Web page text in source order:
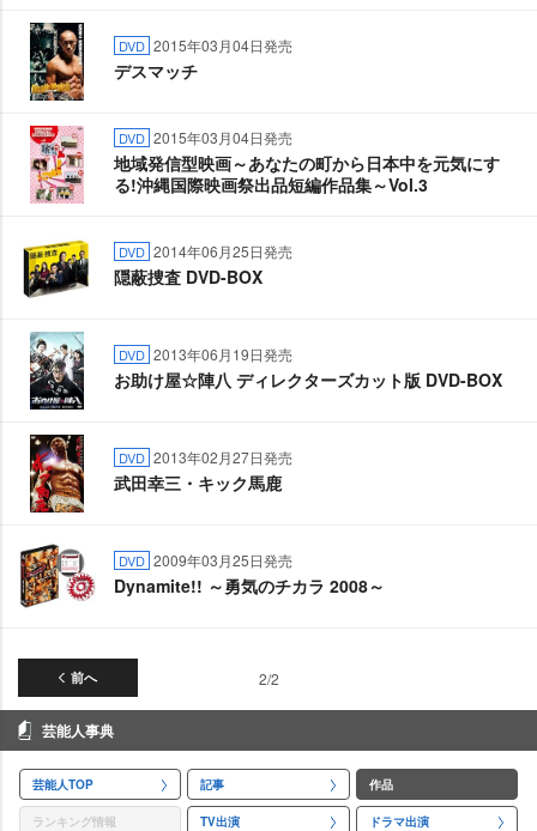
DVD 2015年03月04日発売
デスマッチ
DVD 2015年03月04日発売
地域発信型映画～あなたの町から日本中を元気にす
る!沖縄国際映画祭出品短編作品集～Vol.3
DVD 2014年06月25日発売
隠蔽捜査 DVD-BOX
DVD 2013年06月19日発売
お助け屋☆陣八 ディレクターズカット版 DVD-BOX
DVD 2013年02月27日発売
武田幸三・キック馬鹿
DVD 2009年03月25日発売
Dynamite!! ～勇気のチカラ 2008～
前へ 2/2
芸能人事典
芸能人TOP 記事 作品
ランキング情報 TV出演 ドラマ出演